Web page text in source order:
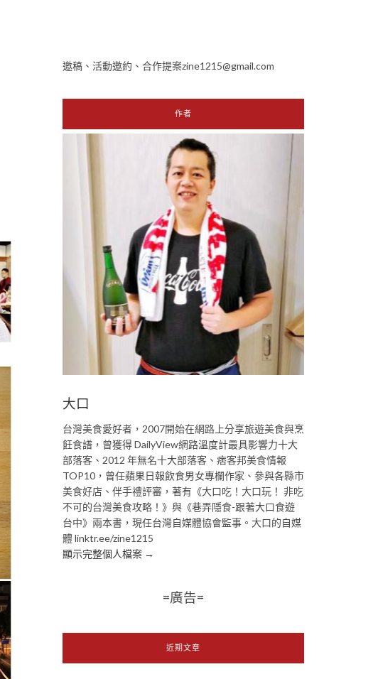
邀稿、活動邀約、合作提案zine1215@gmail.com
作者
大口
台灣美食愛好者，2007開始在網路上分享旅遊美食與烹
飪食譜，曾獲得 DailyView網路溫度計最具影響力十大
部落客、2012 年無名十大部落客、痞客邦美食情報
TOP10，曾任蘋果日報飲食男女專欄作家、參與各縣市
美食好店、伴手禮評審，著有《大口吃！大口玩！ 非吃
不可的台灣美食攻略！》與《巷弄隱食-跟著大口食遊
台中》兩本書，現任台灣自媒體協會監事。大口的自媒
體 linktr.ee/zine1215
顯示完整個人檔案 →
=廣告=
近期文章